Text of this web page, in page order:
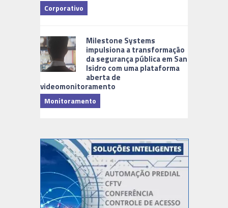
Corporativo
Milestone Systems
impulsiona a transformação
da segurança pública em San
Isidro com uma plataforma
aberta de
videomonitoramento
Monitoramento